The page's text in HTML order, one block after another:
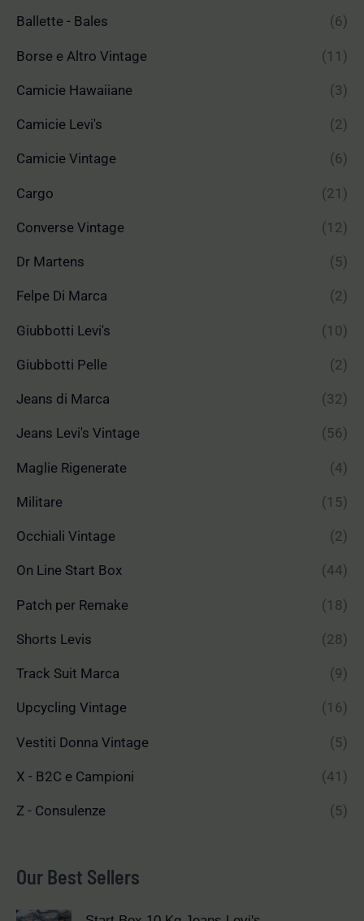
Ballette - Bales (6)
Borse e Altro Vintage (11)
Camicie Hawaiiane (3)
Camicie Levi's (2)
Camicie Vintage (6)
Cargo (21)
Converse Vintage (12)
Dr Martens (5)
Felpe Di Marca (2)
Giubbotti Levi's (10)
Giubbotti Pelle (2)
Jeans di Marca (32)
Jeans Levi's Vintage (56)
Maglie Rigenerate (4)
Militare (15)
Occhiali Vintage (2)
On Line Start Box (44)
Patch per Remake (18)
Shorts Levis (28)
Track Suit Marca (9)
Upcycling Vintage (16)
Vestiti Donna Vintage (5)
X - B2C e Campioni (41)
Z - Consulenze (5)
Our Best Sellers